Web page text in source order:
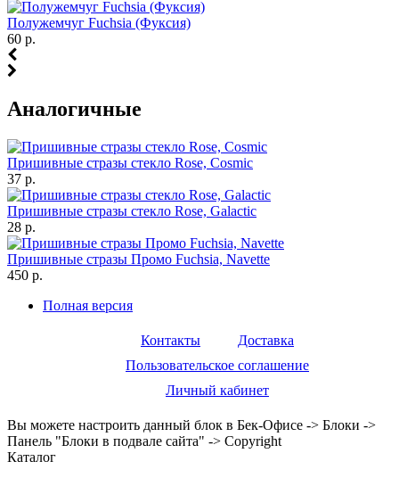
Полужемчуг Fuchsia (Фуксия)
60 р.
Аналогичные
Пришивные стразы стекло Rose, Cosmic
37 р.
Пришивные стразы стекло Rose, Galactic
28 р.
Пришивные стразы Промо Fuchsia, Navette
450 р.
Полная версия
Контакты
Доставка
Пользовательское соглашение
Личный кабинет
Вы можете настроить данный блок в Бек-Офисе -> Блоки ->
Панель "Блоки в подвале сайта" -> Copyright
Каталог